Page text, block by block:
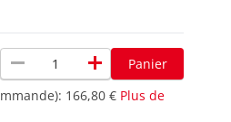
remove add
Panier
166,80 € Plus de